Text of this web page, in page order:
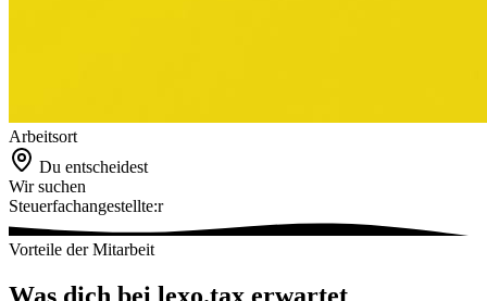
Arbeitsort
Du entscheidest
Wir suchen
Steuerfach­angestellte:r
Vorteile der Mitarbeit
Was dich bei lexo.tax erwartet